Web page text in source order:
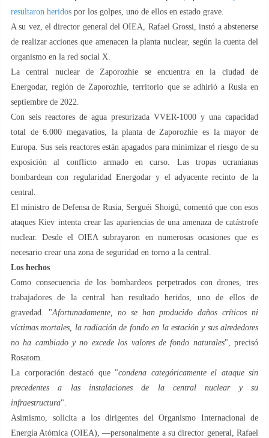
resultaron heridos por los golpes, uno de ellos en estado grave.
A su vez, el director general del OIEA, Rafael Grossi, instó a abstenerse
de realizar acciones que amenacen la planta nuclear, según la cuenta del
organismo en la red social X.
La central nuclear de Zaporozhie se encuentra en la ciudad de
Energodar, región de Zaporozhie, territorio que se adhirió a Rusia en
septiembre de 2022.
Con seis reactores de agua presurizada VVER-1000 y una capacidad
total de 6.000 megavatios, la planta de Zaporozhie es la mayor de
Europa. Sus seis reactores están apagados para minimizar el riesgo de su
exposición al conflicto armado en curso. Las tropas ucranianas
bombardean con regularidad Energodar y el adyacente recinto de la
central.
El ministro de Defensa de Rusia, Serguéi Shoigú, comentó que con esos
ataques Kiev intenta crear las apariencias de una amenaza de catástrofe
nuclear. Desde el OIEA subrayaron en numerosas ocasiones que es
necesario crear una zona de seguridad en torno a la central.
Los hechos
Como consecuencia de los bombardeos perpetrados con drones, tres
trabajadores de la central han resultado heridos, uno de ellos de
gravedad. "Afortunadamente, no se han producido daños críticos ni
víctimas mortales, la radiación de fondo en la estación y sus alrededores
no ha cambiado y no excede los valores de fondo naturales", precisó
Rosatom.
La corporación destacó que "condena categóricamente el ataque sin
precedentes a las instalaciones de la central nuclear y su
infraestructura".
Asimismo, solicita a los dirigentes del Organismo Internacional de
Energía Atómica (OIEA), —personalmente a su director general, Rafael